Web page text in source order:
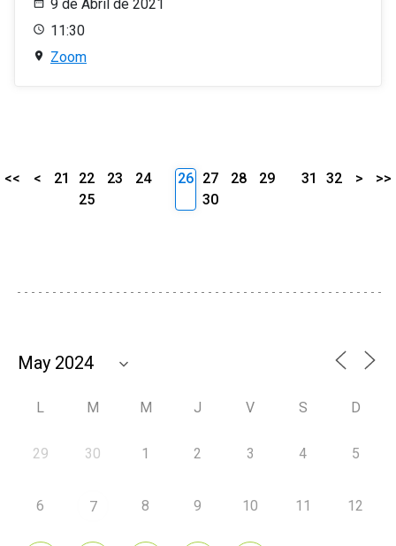
9 de Abril de 2021
11:30
Zoom
<< < 21 22 23
24
25
26 27 28
29
30
31 32 > >>
L M M J V S D
29 30 1 2 3 4 5
6 7 8 9 10 11 12